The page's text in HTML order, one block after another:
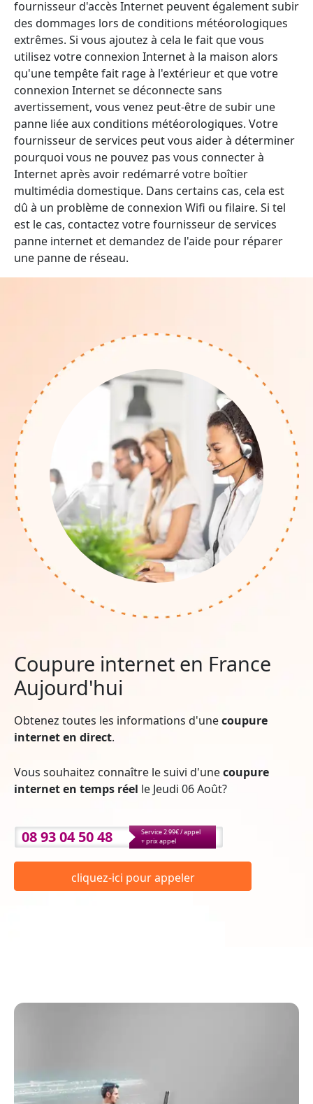
fournisseur d'accès Internet peuvent également subir
des dommages lors de conditions météorologiques
extrêmes. Si vous ajoutez à cela le fait que vous
utilisez votre connexion Internet à la maison alors
qu'une tempête fait rage à l'extérieur et que votre
connexion Internet se déconnecte sans
avertissement, vous venez peut-être de subir une
panne liée aux conditions météorologiques. Votre
fournisseur de services peut vous aider à déterminer
pourquoi vous ne pouvez pas vous connecter à
Internet après avoir redémarré votre boîtier
multimédia domestique. Dans certains cas, cela est
dû à un problème de connexion Wifi ou filaire. Si tel
est le cas, contactez votre fournisseur de services
panne internet et demandez de l'aide pour réparer
une panne de réseau.
Coupure internet en France
Aujourd'hui
Obtenez toutes les informations d'unecoupure
internet en direct.
Vous souhaitez connaître le suivi d'unecoupure
internet en temps réel le Jeudi 06 Août?
08 93 04 50 48
Service 2.99€ / appel
+ prix appel
cliquez-ici pour appeler